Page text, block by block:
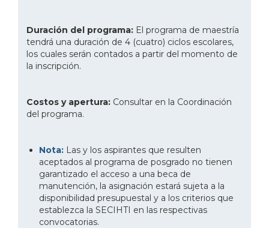
Duración del programa: El programa de maestría
tendrá una duración de 4 (cuatro) ciclos escolares,
los cuales serán contados a partir del momento de
la inscripción.
Costos y apertura: Consultar en la Coordinación
del programa.
Nota: Las y los aspirantes que resulten
aceptados al programa de posgrado no tienen
garantizado el acceso a una beca de
manutención, la asignación estará sujeta a la
disponibilidad presupuestal y a los criterios que
establezca la SECIHTI en las respectivas
convocatorias.